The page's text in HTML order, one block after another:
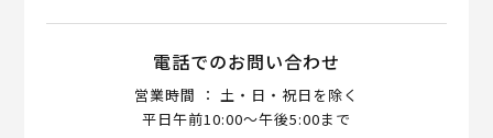
電話でのお問い合わせ
営業時間 ： 土・日・祝日を除く
平日午前10:00～午後5:00まで